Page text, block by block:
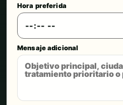
Hora preferida
Mensaje adicional